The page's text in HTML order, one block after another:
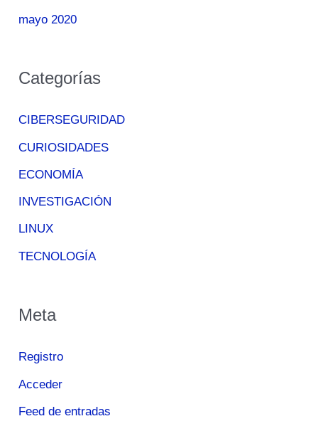
mayo 2020
Categorías
CIBERSEGURIDAD
CURIOSIDADES
ECONOMÍA
INVESTIGACIÓN
LINUX
TECNOLOGÍA
Meta
Registro
Acceder
Feed de entradas